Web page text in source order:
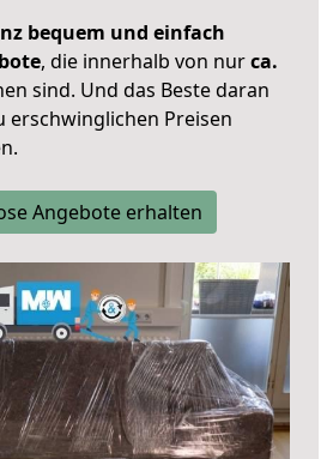
bequem und einfach
, die innerhalb von nurca.
sind. Und das Beste daran
erschwinglichen Preisen
Angebote erhalten